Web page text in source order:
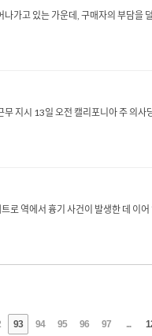
가고 있는 가운데, 구매자의 부담
지시 13일 오전 캘리포니아 주 의
로 역에서 흉기 사건이 발생한 데
93 94 95 96 97 ...